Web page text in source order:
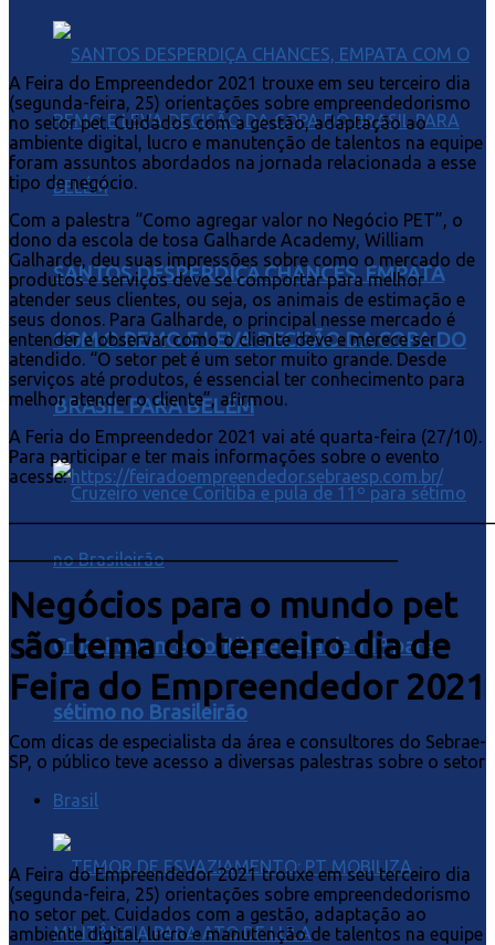
SANTOS DESPERDIÇA CHANCES, EMPATA
COM O REMO E LEVA DECISÃO DA COPA DO
BRASIL PARA BELÉM
Cruzeiro vence Coritiba e pula de 11º para
sétimo no Brasileirão
Brasil
A Feira do Empreendedor 2021 trouxe em seu terceiro dia
(segunda-feira, 25) orientações sobre empreendedorismo
no setor pet. Cuidados com a gestão, adaptação ao
ambiente digital, lucro e manutenção de talentos na equipe
foram assuntos abordados na jornada relacionada a esse
tipo de negócio.
Com a palestra “Como agregar valor no Negócio PET”, o
dono da escola de tosa Galharde Academy, William
Galharde, deu suas impressões sobre como o mercado de
produtos e serviços deve se comportar para melhor
atender seus clientes, ou seja, os animais de estimação e
seus donos. Para Galharde, o principal nesse mercado é
entender e observar como o cliente deve e merece ser
atendido. “O setor pet é um setor muito grande. Desde
serviços até produtos, é essencial ter conhecimento para
melhor atender o cliente”, afirmou.
A Feria do Empreendedor 2021 vai até quarta-feira (27/10).
Para participar e ter mais informações sobre o evento
acesse:https://feiradoempreendedor.sebraesp.com.br/
____________________________________________
Negócios para o mundo pet
são tema do terceiro dia de
Feira do Empreendedor 2021
Com dicas de especialista da área e consultores do Sebrae-
SP, o público teve acesso a diversas palestras sobre o setor
A Feira do Empreendedor 2021 trouxe em seu terceiro dia
(segunda-feira, 25) orientações sobre empreendedorismo
no setor pet. Cuidados com a gestão, adaptação ao
ambiente digital, lucro e manutenção de talentos na equipe